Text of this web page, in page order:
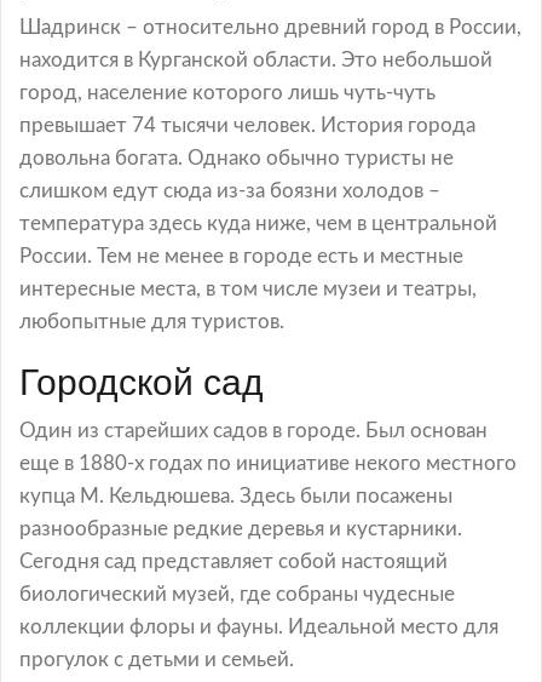
Шадринск – относительно древний город в России,
находится в Курганской области. Это небольшой
город, население которого лишь чуть-чуть
превышает 74 тысячи человек. История города
довольна богата. Однако обычно туристы не
слишком едут сюда из-за боязни холодов –
температура здесь куда ниже, чем в центральной
России. Тем не менее в городе есть и местные
интересные места, в том числе музеи и театры,
любопытные для туристов.
Городской сад
Один из старейших садов в городе. Был основан
еще в 1880-х годах по инициативе некого местного
купца М. Кельдюшева. Здесь были посажены
разнообразные редкие деревья и кустарники.
Сегодня сад представляет собой настоящий
биологический музей, где собраны чудесные
коллекции флоры и фауны. Идеальной место для
прогулок с детьми и семьей.